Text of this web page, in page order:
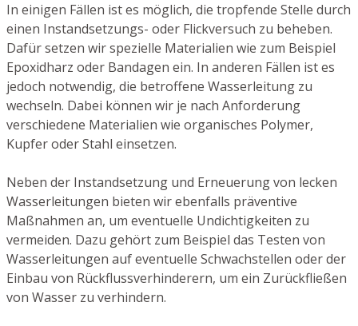
In einigen Fällen ist es möglich, die tropfende Stelle durch
einen Instandsetzungs- oder Flickversuch zu beheben.
Dafür setzen wir spezielle Materialien wie zum Beispiel
Epoxidharz oder Bandagen ein. In anderen Fällen ist es
jedoch notwendig, die betroffene Wasserleitung zu
wechseln. Dabei können wir je nach Anforderung
verschiedene Materialien wie organisches Polymer,
Kupfer oder Stahl einsetzen.
Neben der Instandsetzung und Erneuerung von lecken
Wasserleitungen bieten wir ebenfalls präventive
Maßnahmen an, um eventuelle Undichtigkeiten zu
vermeiden. Dazu gehört zum Beispiel das Testen von
Wasserleitungen auf eventuelle Schwachstellen oder der
Einbau von Rückflussverhinderern, um ein Zurückfließen
von Wasser zu verhindern.